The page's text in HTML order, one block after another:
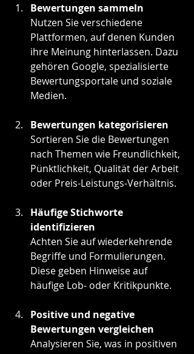
Bewertungen sammeln
Nutzen Sie verschiedene
Plattformen, auf denen Kunden
ihre Meinung hinterlassen. Dazu
gehören Google, spezialisierte
Bewertungsportale und soziale
Medien.
Bewertungen kategorisieren
Sortieren Sie die Bewertungen
nach Themen wie Freundlichkeit,
Pünktlichkeit, Qualität der Arbeit
oder Preis-Leistungs-Verhältnis.
Häufige Stichworte
identifizieren
Achten Sie auf wiederkehrende
Begriffe und Formulierungen.
Diese geben Hinweise auf
häufige Lob- oder Kritikpunkte.
Positive und negative
Bewertungen vergleichen
Analysieren Sie, was in positiven